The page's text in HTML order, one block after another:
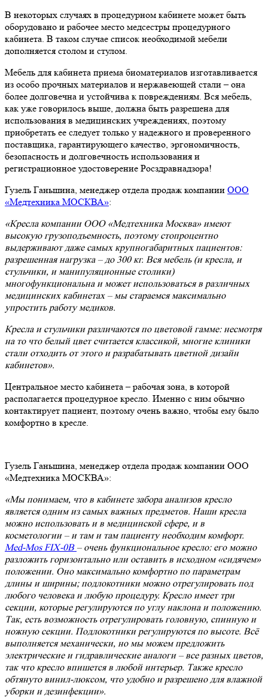
В некоторых случаях в процедурном кабинете может быть
оборудовано и рабочее место медсестры процедурного
кабинета. В таком случае список необходимой мебели
дополняется столом и стулом.
Мебель для кабинета приема биоматериалов изготавливается
из особо прочных материалов и нержавеющей стали – она
более долговечна и устойчива к повреждениям. Вся мебель,
как уже говорилось выше, должна быть разрешена для
использования в медицинских учреждениях, поэтому
приобретать ее следует только у надежного и проверенного
поставщика, гарантирующего качество, эргономичность,
безопасность и долговечность использования и
регистрационное удостоверение Росздравнадзора!
Гузель Ганьшина, менеджер отдела продаж компании ООО
«Медтехника МОСКВА»:
«Кресла компании ООО «Медтехника Москва» имеют
высокую грузоподъемность, поэтому стопроцентно
выдерживают даже самых крупногабаритных пациентов:
разрешенная нагрузка – до 300 кг. Вся мебель (и кресла, и
стульчики, и манипуляционные столики)
многофункциональна и может использоваться в различных
медицинских кабинетах – мы стараемся максимально
упростить работу медиков.
Кресла и стульчики различаются по цветовой гамме: несмотря
на то что белый цвет считается классикой, многие клиники
стали отходить от этого и разрабатывать цветной дизайн
кабинетов».
Центральное место кабинета – рабочая зона, в которой
располагается процедурное кресло. Именно с ним обычно
контактирует пациент, поэтому очень важно, чтобы ему было
комфортно в кресле.
Гузель Ганьшина, менеджер отдела продаж компании ООО
«Медтехника МОСКВА»:
«Мы понимаем, что в кабинете забора анализов кресло
является одним из самых важных предметов. Наши кресла
можно использовать и в медицинской сфере, и в
косметологии – и там и там пациенту необходим комфорт.
Med-Mos FIX-0B – очень функциональное кресло: его можно
разложить горизонтально или оставить в исходном «сидячем»
положении. Оно максимально комфортно по параметрам
длины и ширины; подлокотники можно отрегулировать под
любого человека и любую процедуру. Кресло имеет три
секции, которые регулируются по углу наклона и положению.
Так, есть возможность отрегулировать головную, спинную и
ножную секции. Подлокотники регулируются по высоте. Всё
выполняется механически, но мы можем предложить
электрические и гидравлические аналоги – все разных цветов,
так что кресло впишется в любой интерьер. Также кресло
обтянуто винил-люксом, что удобно и разрешено для влажной
уборки и дезинфекции».